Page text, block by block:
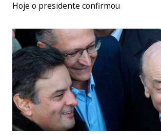
Hoje o presidente confirmou